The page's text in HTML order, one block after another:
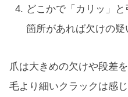
どこかで「カリッ」
箇所があれば欠けの疑
爪は大きめの欠けや段差
毛より細いクラックは感